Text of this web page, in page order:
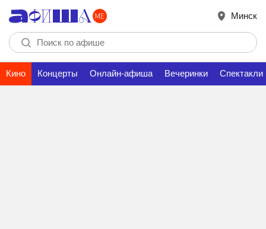
Минск
Кино Концерты Онлайн-афиша Вечеринки Спектакли